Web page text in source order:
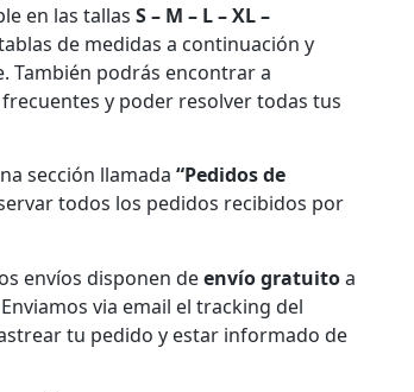
en las tallasS – M – L – XL –
de medidas a continuación y
También podrás encontrar a
y poder resolver todas tus
sección llamada“Pedidos de
todos los pedidos recibidos por
envíos disponen deenvío gratuitoa
via email el tracking del
tu pedido y estar informado de